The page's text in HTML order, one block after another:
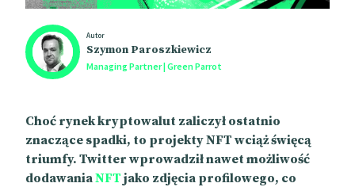
Autor
Szymon Paroszkiewicz
Managing Partner | Green Parrot
Choć rynek kryptowalut zaliczył ostatnio
znaczące spadki, to projekty NFT wciąż święcą
triumfy. Twitter wprowadził nawet możliwość
dodawaniaNFT jako zdjęcia profilowego, co